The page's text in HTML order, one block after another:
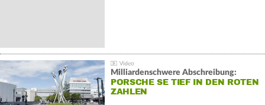
Milliardenschwere Abschreibung:
PORSCHE SE TIEF IN DEN ROTEN
ZAHLEN